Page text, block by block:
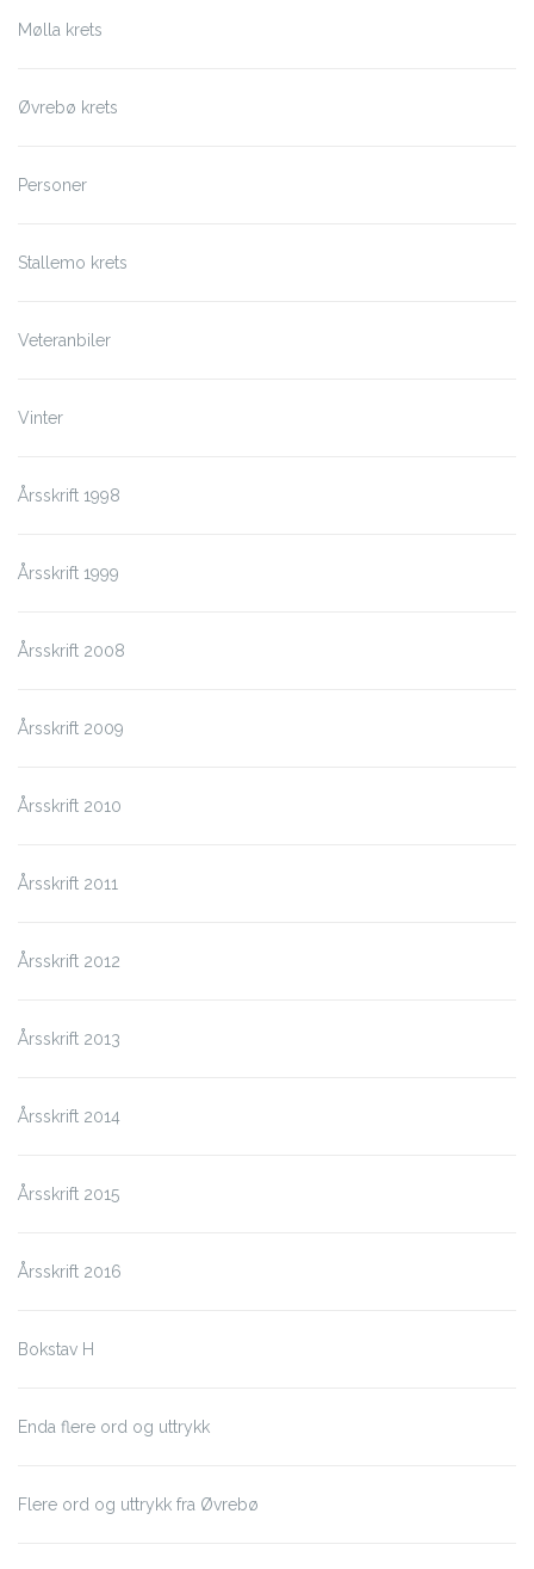
Mølla krets
Øvrebø krets
Personer
Stallemo krets
Veteranbiler
Vinter
Årsskrift 1998
Årsskrift 1999
Årsskrift 2008
Årsskrift 2009
Årsskrift 2010
Årsskrift 2011
Årsskrift 2012
Årsskrift 2013
Årsskrift 2014
Årsskrift 2015
Årsskrift 2016
Bokstav H
Enda flere ord og uttrykk
Flere ord og uttrykk fra Øvrebø